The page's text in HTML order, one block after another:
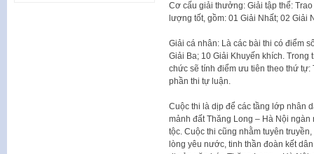
Cơ cấu giải thưởng: Giải tập thể:
lượng tốt, gồm: 01 Giải Nhất; 02 Giải
Giải cá nhân: Là các bài thi có điểm
Giải Ba; 10 Giải Khuyến khích.
chức sẽ tính điểm ưu tiên theo thứ
phần thi tự luận.
Cuộc thi là dịp để các tầng lớp nhân
mảnh đất Thăng Long – Hà Nội
tộc. Cuộc thi cũng nhằm tuyên
lòng yêu nước, tinh thần đoàn kết